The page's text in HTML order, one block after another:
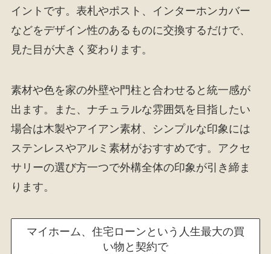
イントです。表札やポスト、インターホンカバー
などをデザイン性のあるものに交換するだけで、
見た目が大きく変わります。
素材や色を家の外壁や門柱と合わせると統一感が
出ます。また、ナチュラルな雰囲気を目指したい
場合は木製やアイアン素材、シンプルな印象には
ステンレスやアルミ素材がおすすめです。アクセ
サリーの選び方一つで外構全体の印象が引き締ま
ります。
マイホーム、住宅ローンという人生最大の買
い物と契約で